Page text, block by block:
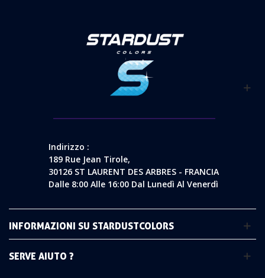
Indirizzo :
189 Rue Jean Tirole,
30126 ST LAURENT DES ARBRES - FRANCIA
Dalle 8:00 Alle 16:00 Dal Lunedì Al Venerdì
INFORMAZIONI SU STARDUSTCOLORS
SERVE AIUTO ?